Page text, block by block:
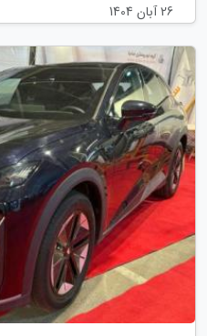
26 آبان 1404